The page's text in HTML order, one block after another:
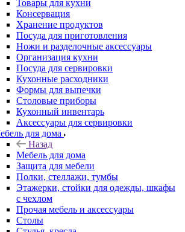
Товары для кухни
Консервация
Хранение продуктов
Посуда для приготовления
Ножи и разделочные аксессуары
Организация кухни
Посуда для сервировки
Кухонные расходники
Формы для выпечки
Столовые приборы
Кухонный инвентарь
Аксессуары для сервировки
для дома
Назад
Мебель для дома
Защита для мебели
Полки, стеллажи, тумбы
Этажерки, стойки для одежды, шкафы
с чехлом
Прочая мебель и аксессуары
Столы